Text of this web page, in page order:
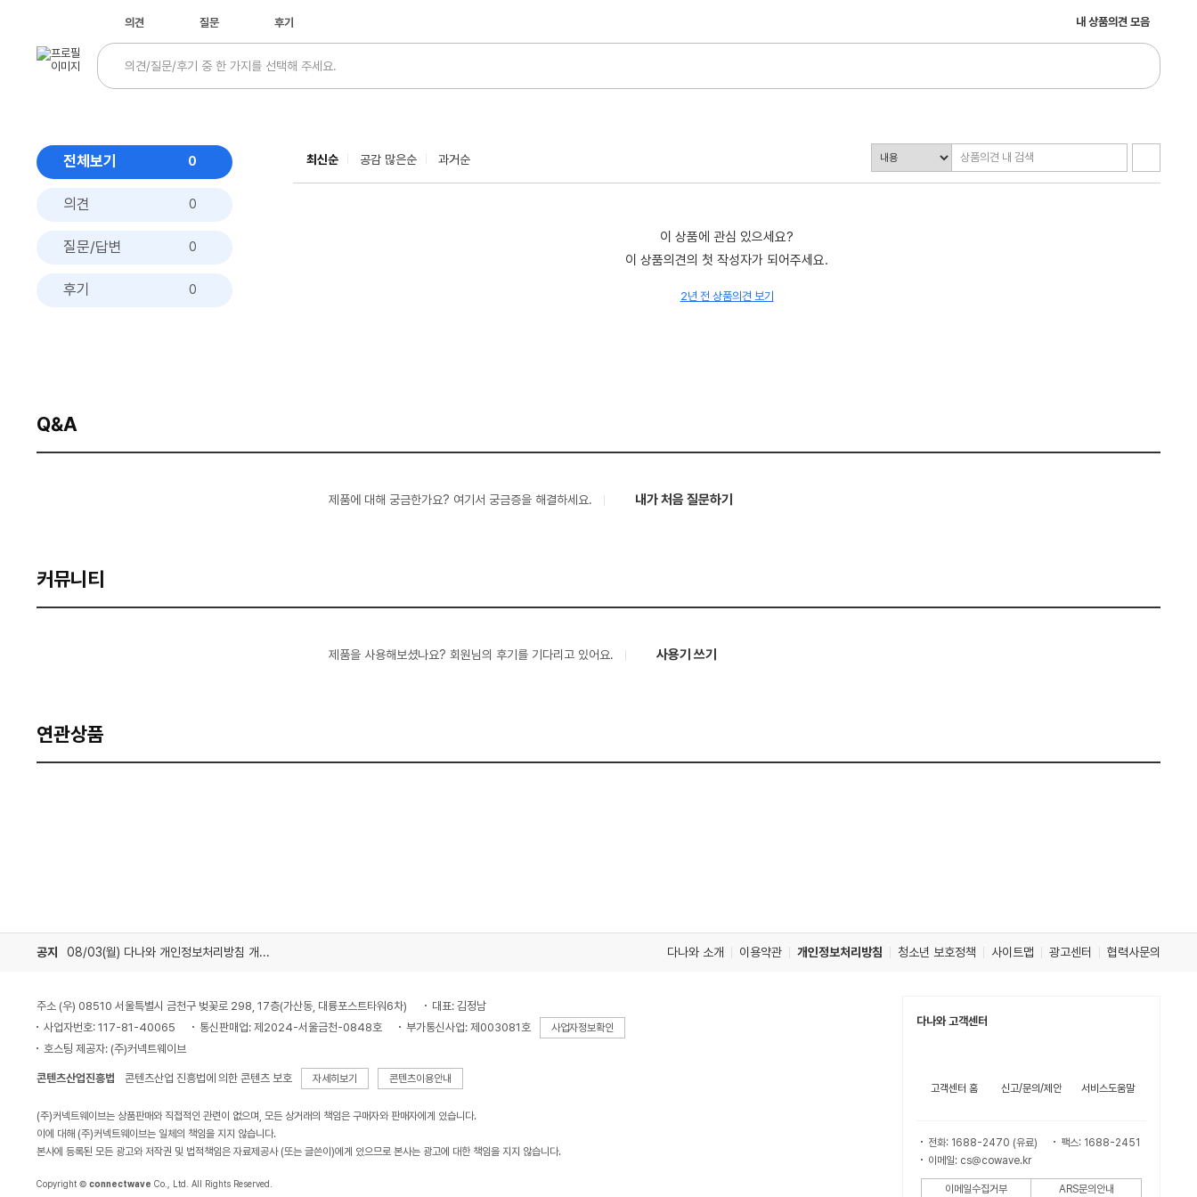
내 상품의견 모음
의견 질문 후기
전체보기 0
의견 0
질문/답변 0
후기 0
최신순 공감 많은순 과거순
이 상품에 관심 있으세요?
이 상품의견의 첫 작성자가 되어주세요.
2년 전 상품의견 보기
Q&A
제품에 대해 궁금한가요? 여기서 궁금증을 해결하세요. 내가 처음 질문하기
커뮤니티
제품을 사용해보셨나요? 회원님의 후기를 기다리고 있어요. 사용기 쓰기
연관상품
공지 08/03(월) 다나와 개인정보처리방침 개정 안내 다나와 소개 이용약관 개인정보처리방침 청소년 보호정책 사이트맵 광고센터 협력사문의
주소 (우) 08510 서울특별시 금천구 벚꽃로 298, 17층(가산동, 대륭포스트타워6차)
대표: 김정남
사업자번호: 117-81-40065
통신판매업: 제2024-서울금천-0848호 부가통신사업: 제003081호 사업자정보확인
호스팅 제공자: (주)커넥트웨이브
콘텐츠산업진흥법 콘텐츠산업 진흥법에 의한 콘텐츠 보호 자세히보기 콘텐츠이용안내
(주)커넥트웨이브는 상품판매와 직접적인 관련이 없으며, 모든 상거래의 책임은 구매자와 판매자에게 있습니다.
이에 대해 (주)커넥트웨이브는 일체의 책임을 지지 않습니다.
본사에 등록된 모든 광고와 저작권 및 법적책임은 자료제공사 (또는 글쓴이)에게 있으므로 본사는 광고에 대한 책임을 지지 않습니다.
Copyright © connectwave Co., Ltd. All Rights Reserved.
다나와 고객센터
고객센터 홈 신고/문의/제안 서비스도움말
전화: 1688-2470 (유료)
팩스: 1688-2451
이메일: cs@cowave.kr
이메일수집거부 ARS문의안내